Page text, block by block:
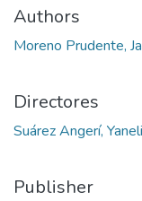
Authors
Moreno Prudente,
Directores
Suárez Angerí,
Publisher